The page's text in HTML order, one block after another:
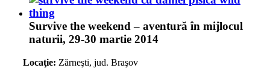
Survive the weekend – aventură în mijlocul
naturii, 29-30 martie 2014
Locaţie: Zărneşti, jud. Braşov